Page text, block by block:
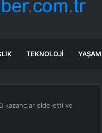
TEKNOLOJI YAŞAM
kazançlar elde etti ve